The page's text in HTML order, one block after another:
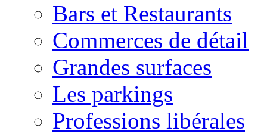
Bars et Restaurants
Commerces de détail
Grandes surfaces
Les parkings
Professions libérales